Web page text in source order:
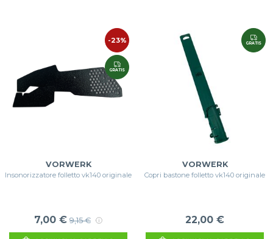
-23%
GRATIS
VORWERK
Insonorizzatore folletto vk140 originale
7,00 € 9,15 €
GRATIS
VORWERK
Copri bastone folletto vk140 originale
22,00 €